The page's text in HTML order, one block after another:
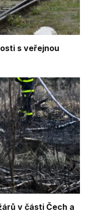
s veřejnou
v části Čech a